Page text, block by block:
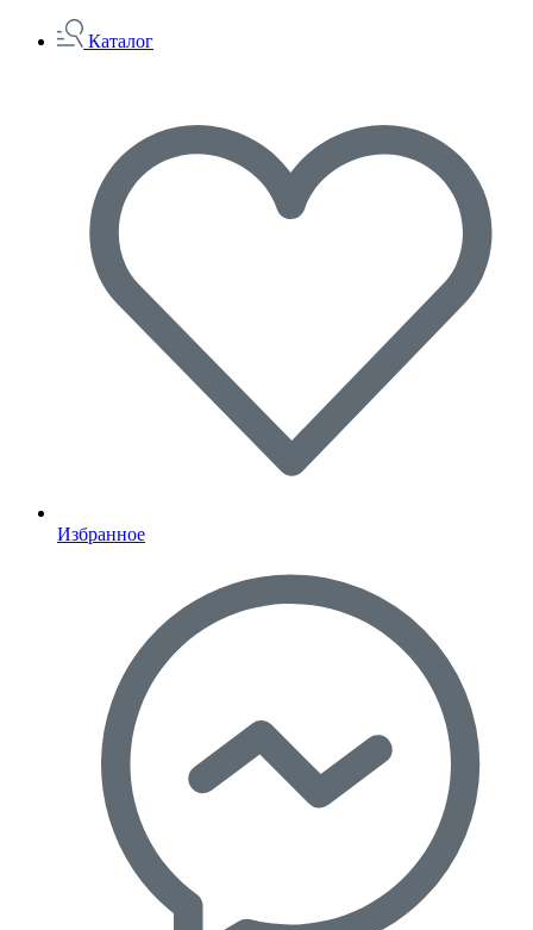
Каталог
Избранное